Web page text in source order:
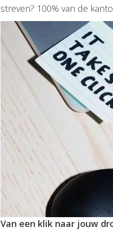
streven? 100% van de
Van een klik naar jouw